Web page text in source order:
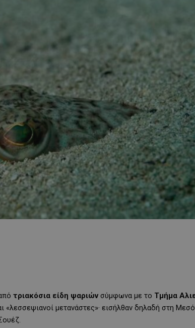
τριακόσια είδη ψαριών σύμφωνα με το Τμήμα
«λεσσεψιανοί μετανάστες»· εισήλθαν δηλαδή στη